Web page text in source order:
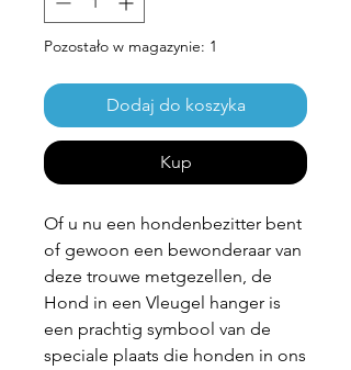
Pozostało w magazynie: 1
Dodaj do koszyka
Kup
Of u nu een hondenbezitter bent
of gewoon een bewonderaar van
deze trouwe metgezellen, de
Hond in een Vleugel hanger is
een prachtig symbool van de
speciale plaats die honden in ons